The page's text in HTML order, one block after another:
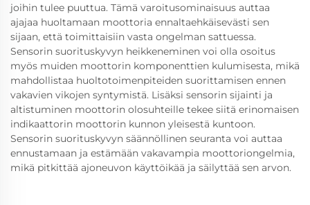
joihin tulee puuttua. Tämä varoitusominaisuus auttaa
ajajaa huoltamaan moottoria ennaltaehkäisevästi sen
sijaan, että toimittaisiin vasta ongelman sattuessa.
Sensorin suorituskyvyn heikkeneminen voi olla osoitus
myös muiden moottorin komponenttien kulumisesta, mikä
mahdollistaa huoltotoimenpiteiden suorittamisen ennen
vakavien vikojen syntymistä. Lisäksi sensorin sijainti ja
altistuminen moottorin olosuhteille tekee siitä erinomaisen
indikaattorin moottorin kunnon yleisestä kuntoon.
Sensorin suorituskyvyn säännöllinen seuranta voi auttaa
ennustamaan ja estämään vakavampia moottoriongelmia,
mikä pitkittää ajoneuvon käyttöikää ja säilyttää sen arvon.